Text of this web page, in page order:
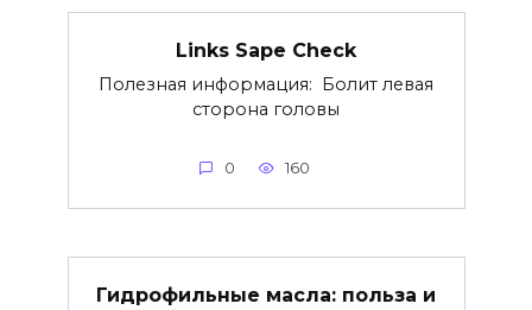
Links Sape Check
Полезная информация: Болит левая
сторона головы
0 160
Гидрофильные масла: польза и